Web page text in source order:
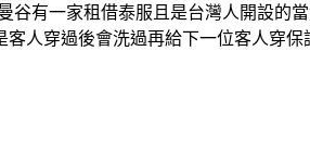
有一家租借泰服且是台灣人開設的
人穿過後會洗過再給下一位客人穿